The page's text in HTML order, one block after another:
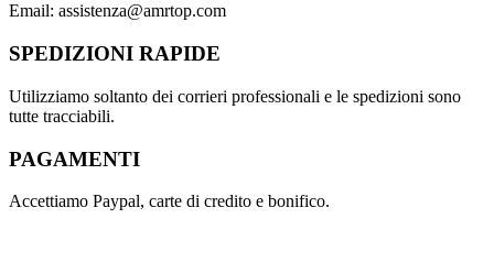
Email: assistenza@amrtop.com
SPEDIZIONI RAPIDE
Utilizziamo soltanto dei corrieri professionali e le spedizioni sono
tutte tracciabili.
PAGAMENTI
Accettiamo Paypal, carte di credito e bonifico.